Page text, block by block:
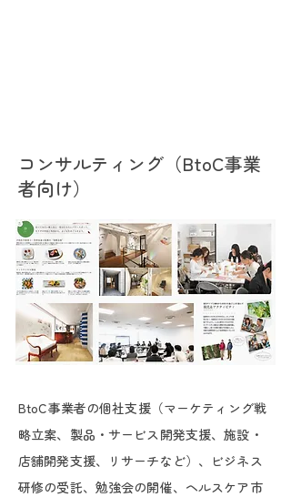
コンサルティング（BtoC事業
者向け）
BtoC事業者の個社支援（マーケティング戦
略立案、製品・サービス開発支援、施設・
店舗開発支援、リサーチなど）、ビジネス
研修の受託、勉強会の開催、ヘルスケア市